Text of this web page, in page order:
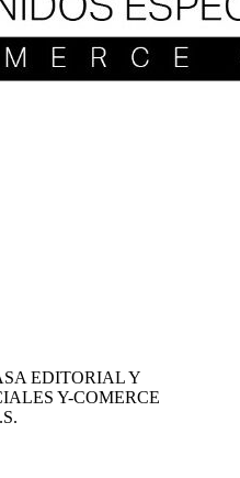
EDITORIALY
Y-COMERCE